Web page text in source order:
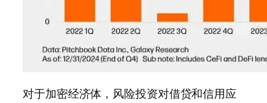
对于加密经济体，风险投资对借贷和信用应